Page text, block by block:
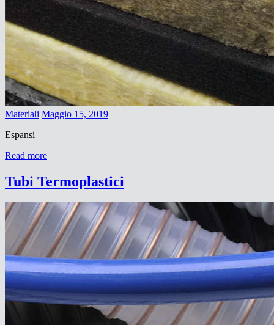
Materiali Maggio 15, 2019
Espansi
Read more
Tubi Termoplastici